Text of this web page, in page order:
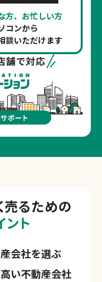
方、お忙しい方
コンから
談いただけます
売るための
ト
会社を選ぶ
い不動産会社